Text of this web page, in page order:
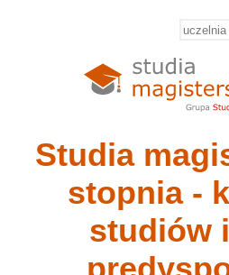
Studia
stopnia -
studiów